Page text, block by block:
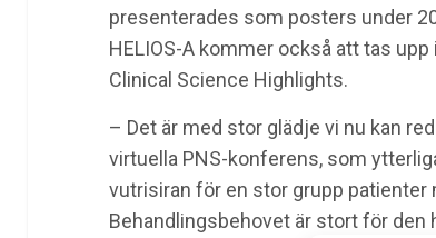
presenterades som posters under
HELIOS-A kommer också att tas
Clinical Science Highlights.
– Det är med stor glädje vi nu kan
virtuella PNS-konferens, som
vutrisiran för en stor grupp patienter
Behandlingsbehovet är stort för